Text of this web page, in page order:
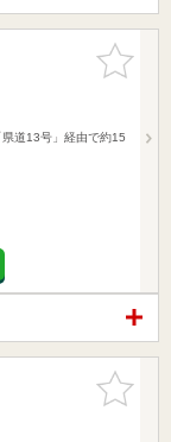
お気に入
りに追加
県道13号」経由で約15
お気に入
りに追加